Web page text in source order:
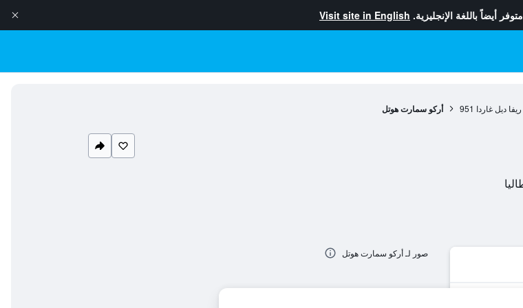
متوفر أيضاً باللغة الإنجليزية. Visit site in English
ريفا ديل غاردا 951 أركو سمارت هوتل
صور لـ أركو سمارت هوتل